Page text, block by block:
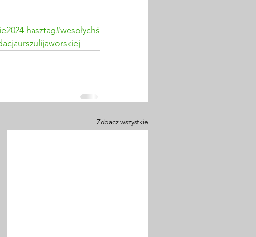
hasztag#wesołychś
Zobacz wszystkie